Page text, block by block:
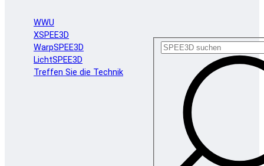
WWU
XSPEE3D
WarpSPEE3D
LichtSPEE3D
Treffen Sie die Technik